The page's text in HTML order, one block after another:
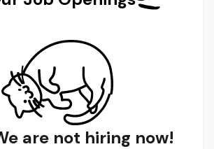
are not hiring now!